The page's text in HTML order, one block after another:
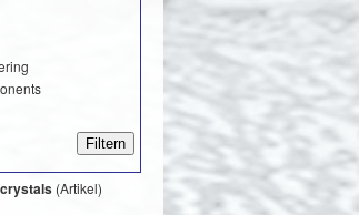
(Artikel)